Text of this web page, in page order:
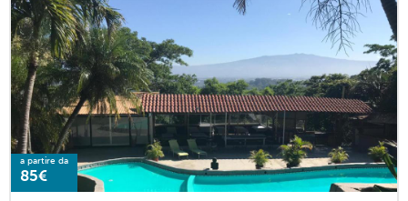
a partire da
85€